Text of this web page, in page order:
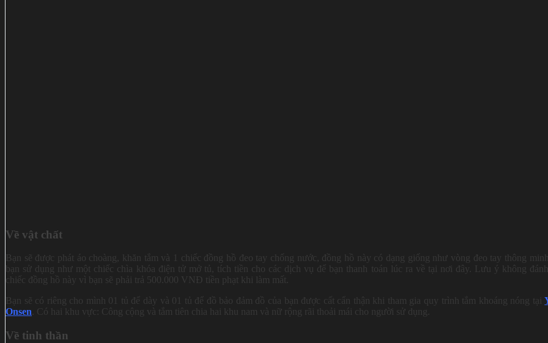
Về vật chất
Bạn sẽ được phát áo choàng, khăn tắm và 1 chiếc đồng hồ đeo tay chống nước, đồng hồ này có dạng giống như vòng đeo tay thông
bạn sử dụng như một chiếc chìa khóa điện tử mở tủ, tích tiền cho các dịch vụ để bạn thanh toán lúc ra về tại nơi đây. Lưu ý không
chiếc đồng hồ này vì bạn sẽ phải trả 500.000 VNĐ tiền phạt khi làm mất.
Bạn sẽ có riêng cho mình 01 tủ để dày và 01 tủ để đồ bảo đảm đồ của bạn được cất cẩn thận khi tham gia quy trình tắm khoáng nóng tại
Onsen Có hai khu vực: Công cộng và tắm tiên chia hai khu nam và nữ rộng rãi thoải mái cho người sử dụng.
Về tinh thần